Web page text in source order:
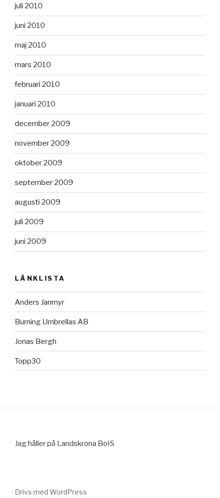
juli 2010
juni 2010
maj 2010
mars 2010
februari 2010
januari 2010
december 2009
november 2009
oktober 2009
september 2009
augusti 2009
juli 2009
juni 2009
LÄNKLISTA
Anders Janmyr
Burning Umbrellas AB
Jonas Bergh
Topp30
Jag håller på Landskrona BoIS
Drivs med WordPress